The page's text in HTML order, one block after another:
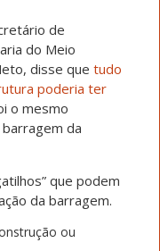
de
do Meio
disse que tudo
poderia ter
o mesmo
da
que podem
da barragem.
ou